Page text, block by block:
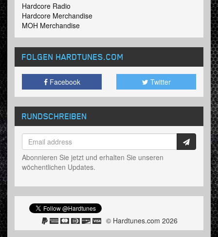
Hardcore Radio
Hardcore Merchandise
MOH Merchandise
FOLGEN HARDTUNES.COM
Facebook Twitter
RUNDSCHREIBEN
Abonnieren Sie jetzt und erhalten Sie unseren
wöchentlichen Updates.
© Hardtunes.com 2026